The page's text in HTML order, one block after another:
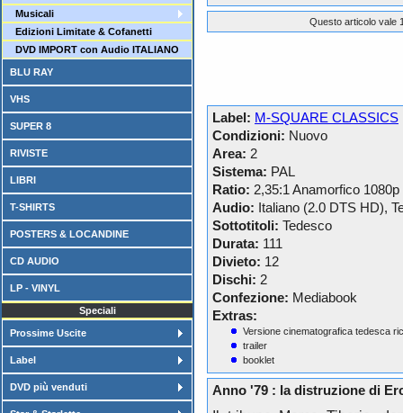
Musicali
Edizioni Limitate & Cofanetti
DVD IMPORT con Audio ITALIANO
BLU RAY
VHS
SUPER 8
RIVISTE
LIBRI
T-SHIRTS
POSTERS & LOCANDINE
CD AUDIO
LP - VINYL
Speciali
Prossime Uscite
Label
DVD più venduti
Questo articolo vale
Label: M-SQUARE CLASSICS
Condizioni: Nuovo
Area: 2
Sistema: PAL
Ratio: 2,35:1 Anamorfico 1080p
Audio: Italiano (2.0 DTS HD),
Sottotitoli: Tedesco
Durata: 111
Divieto: 12
Dischi: 2
Confezione: Mediabook
Extras:
Versione cinematografica tedesca
trailer
booklet
Anno '79 : la distruzione di